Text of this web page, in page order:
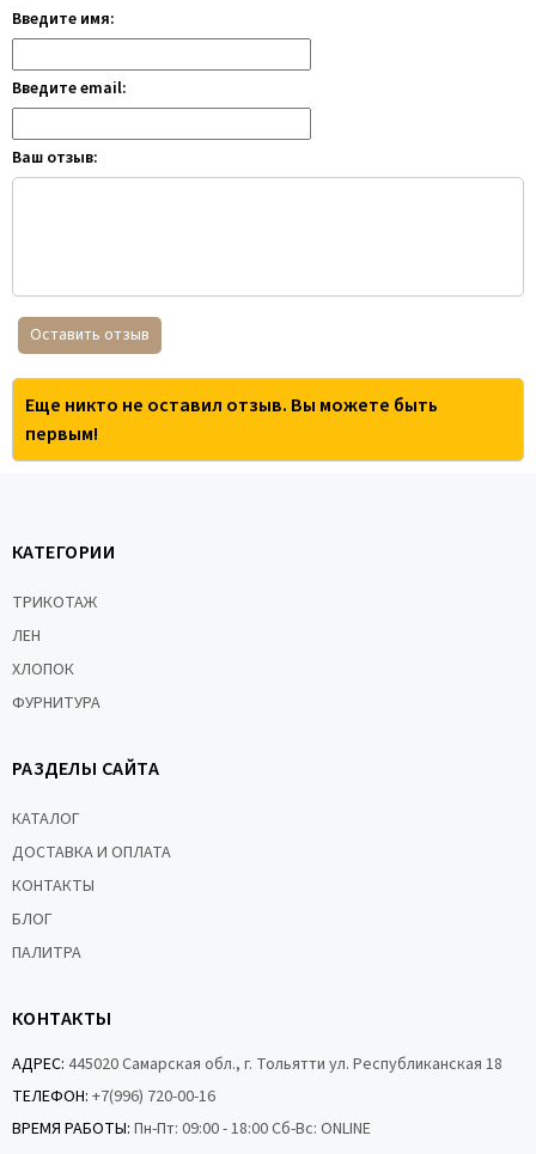
Введите имя:
Введите email:
Ваш отзыв:
Оставить отзыв
Еще никто не оставил отзыв. Вы можете быть
первым!
КАТЕГОРИИ
ТРИКОТАЖ
ЛЕН
ХЛОПОК
ФУРНИТУРА
РАЗДЕЛЫ САЙТА
КАТАЛОГ
ДОСТАВКА И ОПЛАТА
КОНТАКТЫ
БЛОГ
ПАЛИТРА
КОНТАКТЫ
АДРЕС: 445020 Самарская обл., г. Тольятти ул. Республиканская 18
ТЕЛЕФОН: +7(996) 720-00-16
ВРЕМЯ РАБОТЫ: Пн-Пт: 09:00 - 18:00 Сб-Вс: ONLINE